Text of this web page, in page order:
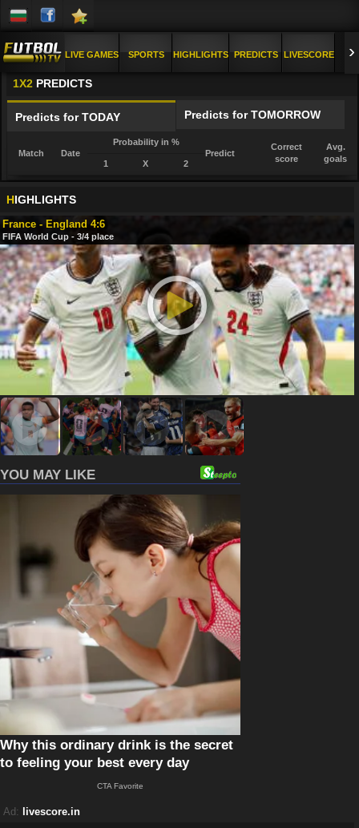
LIVE GAMES SPORTS HIGHLIGHTS PREDICTS LIVESCORE ›
1X2 PREDICTS
Predicts for TODAY Predicts for TOMORROW
Match Date
Probability in %
Predict
Correct
score
Avg.
goals
1 X 2
HIGHLIGHTS
France - England 4:6
FIFA World Cup - 3/4 place
Ad: livescore.in